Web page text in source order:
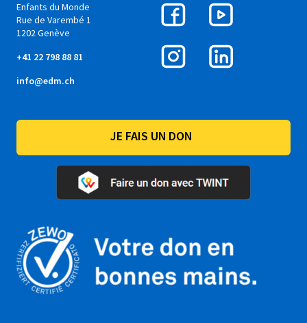
Enfants du Monde
Rue de Varembé 1
1202 Genève
+41 22 798 88 81
info@edm.ch
JE FAIS UN DON